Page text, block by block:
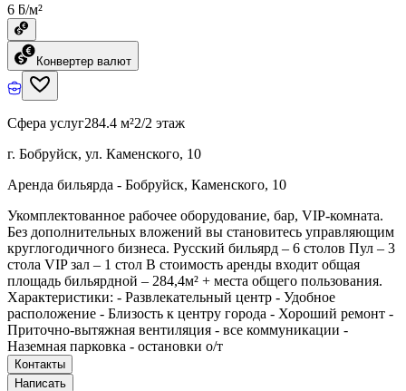
6 ƃ/м²
Конвертер валют
Сфера услуг284.4 м²2/2 этаж
г. Бобруйск, ул. Каменского, 10
Аренда бильярда - Бобруйск, Каменского, 10
Укомплектованное рабочее оборудование, бар, VIP-комната.
Без дополнительных вложений вы становитесь управляющим
круглогодичного бизнеса. Русский бильярд – 6 столов Пул – 3
стола VIP зал – 1 стол В стоимость аренды входит общая
площадь бильярдной – 284,4м² + места общего пользования.
Характеристики: - Развлекательный центр - Удобное
расположение - Близость к центру города - Хороший ремонт -
Приточно-вытяжная вентиляция - все коммуникации -
Наземная парковка - остановки о/т
Контакты
Написать